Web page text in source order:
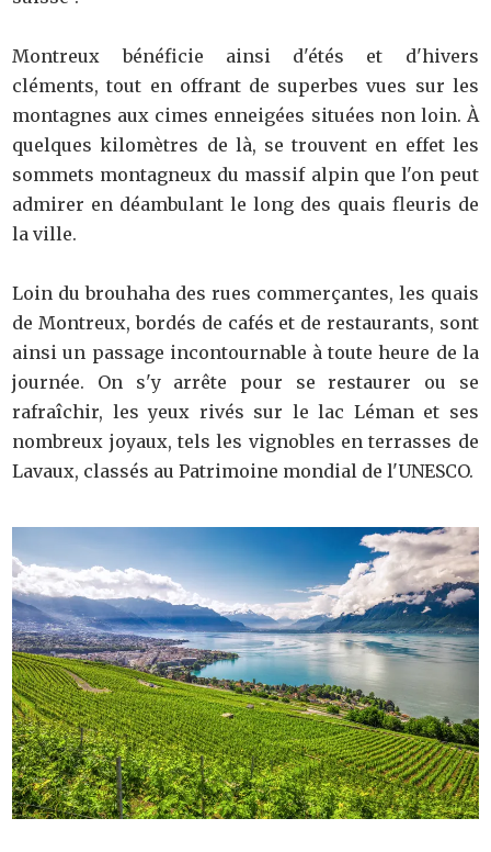
Montreux bénéficie ainsi d'étés et d'hivers
cléments, tout en offrant de superbes vues sur les
montagnes aux cimes enneigées situées non loin. À
quelques kilomètres de là, se trouvent en effet les
sommets montagneux du massif alpin que l'on peut
admirer en déambulant le long des quais fleuris de
la ville.
Loin du brouhaha des rues commerçantes, les quais
de Montreux, bordés de cafés et de restaurants, sont
ainsi un passage incontournable à toute heure de la
journée. On s'y arrête pour se restaurer ou se
rafraîchir, les yeux rivés sur le lac Léman et ses
nombreux joyaux, tels les vignobles en terrasses de
Lavaux, classés au Patrimoine mondial de l'UNESCO.